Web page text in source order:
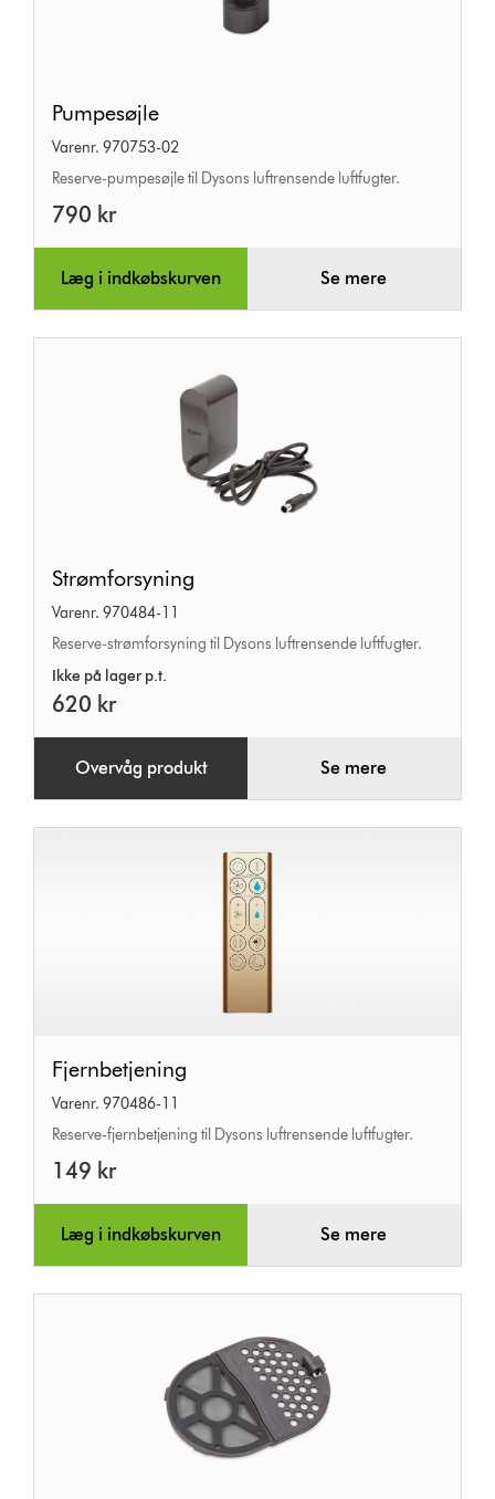
Pumpesøjle
Varenr. 970753-02
Reserve-pumpesøjle til Dysons luftrensende luftfugter.
790 kr
Læg i indkøbskurven Se mere
Strømforsyning
Varenr. 970484-11
Reserve-strømforsyning til Dysons luftrensende luftfugter.
Ikke på lager p.t.
620 kr
Overvåg produkt Se mere
Fjernbetjening
Varenr. 970486-11
Reserve-fjernbetjening til Dysons luftrensende luftfugter.
149 kr
Læg i indkøbskurven Se mere